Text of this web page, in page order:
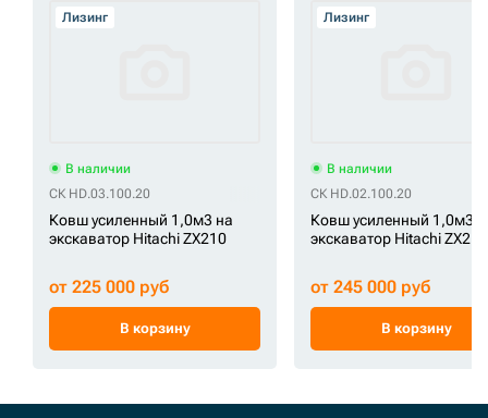
Лизинг
В наличии
СК HD.03.100.20
Ковш усиленный 1,0м3 на
экскаватор Hitachi ZX210
от 225 000 руб
В корзину
Лизинг
В наличии
СК HD.02.100.20
Ковш усиленный 1,0м3
экскаватор Hitachi ZX210
от 245 000 руб
В корзину